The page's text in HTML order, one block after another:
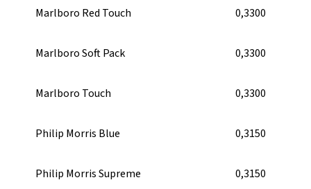
Marlboro Red Touch 0,3300
Marlboro Soft Pack 0,3300
Marlboro Touch 0,3300
Philip Morris Blue 0,3150
Philip Morris Supreme 0,3150